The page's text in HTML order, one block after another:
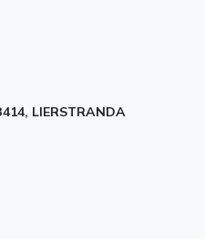
LIERSTRANDA